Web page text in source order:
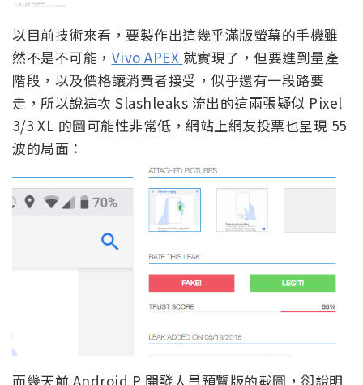
以目前技術來看，要製作出這幾乎滿版螢幕的手機雖
然不是不可能， Vivo APEX 就實現了，但要進到量產
階段，以及價格讓消費者接受，似乎還有一段路要
走，所以說這次 Slashleaks 流出的這兩張疑似 Pixel
3/3 XL 的圖可能性非常低，網站上網友投票也呈現 55
波的局面：
而幾天前 Android P 開發人員預覽版的截圖，卻說明